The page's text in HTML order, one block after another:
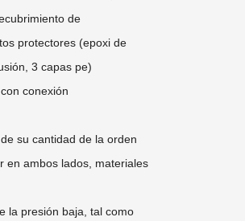
de
protectores (epoxi de
3 capas pe)
conexión
su cantidad de la orden
en ambos lados, materiales
la presión baja, tal como